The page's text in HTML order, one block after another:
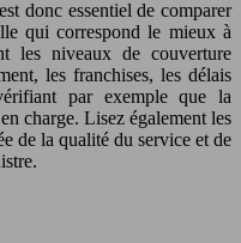
donc essentiel de comparer
qui correspond le mieux à
les niveaux de couverture
les franchises, les délais
par exemple que la
charge. Lisez également les
de la qualité du service et de